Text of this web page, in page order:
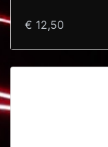
€ 12,50